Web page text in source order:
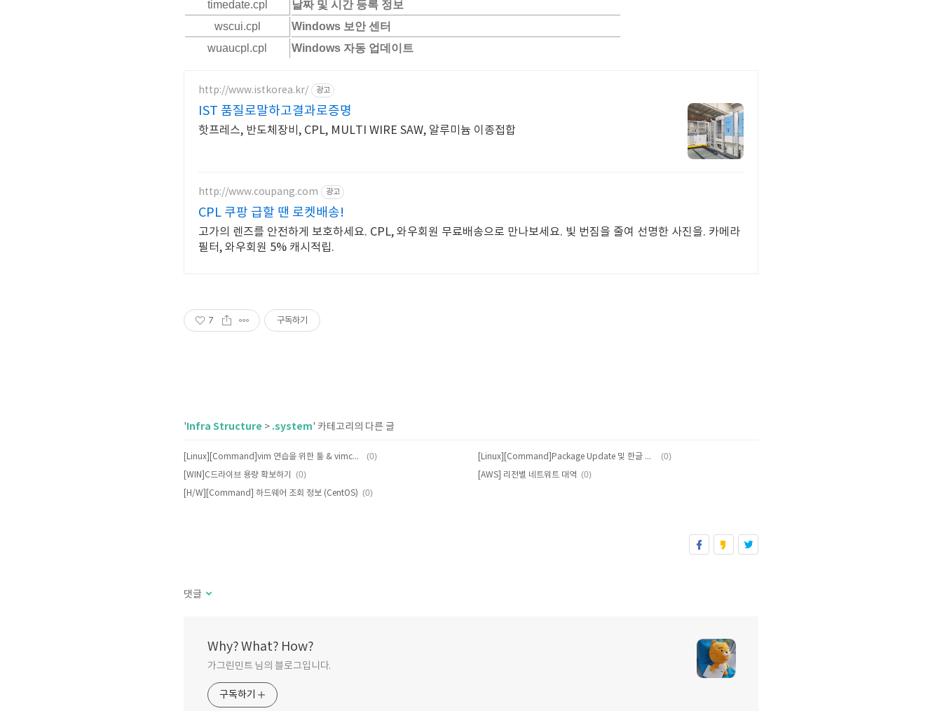
timedate.cpl
날짜 및 시간 등록 정보
wscui.cpl
Windows 보안 센터
wuaucp l.cpl Windows 자동 업데이트
http://www.istkorea.kr/ 광고
IST 품질로말하고결과로증명
핫프레스, 반도체장비, CPL, MULTI WIRE SAW, 알루미늄 이종접합
http://www.coupang.com 광고
CPL 쿠팡 급할 땐 로켓배송!
고가의 렌즈를 안전하게 보호하세요. CPL, 와우회원 무료배송으로 만나보세요. 빛 번짐을 줄여 선명한 사진을. 카메라
필터, 와우회원 5% 캐시적립.
7 구독하기
'Infra Structure > .system' 카테고리의 다른 글
[Linux][Command]vim 연습을 위한 툴 & vimcheatsheet (0) [Linux][Command]Package Update 및 한글 설정 (Ubuntu) (0)
[WIN]C드라이브 용량 확보하기 (0) [AWS] 리전별 네트워트 대역 (0)
[H/W][Command] 하드웨어 조회 정보 (CentOS) (0)
댓글
Why? What? How?
가그린민트 님의 블로그입니다.
구독하기